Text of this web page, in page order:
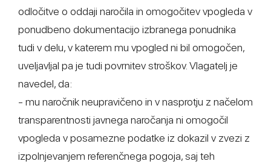
odločitve o oddaji naročila in omogočitev vpogleda v
ponudbeno dokumentacijo izbranega ponudnika
tudi v delu, v katerem mu vpogled ni bil omogočen,
uveljavljal pa je tudi povrnitev stroškov. Vlagatelj je
navedel, da:
- mu naročnik neupravičeno in v nasprotju z načelom
transparentnosti javnega naročanja ni omogočil
vpogleda v posamezne podatke iz dokazil v zvezi z
izpolnjevanjem referenčnega pogoja, saj teh